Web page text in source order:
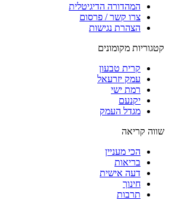
המהדורה הדיגיטלית
צרו קשר / פרסום
הצהרת נגישות
קטגוריות מקומונים
קרית טבעון
עמק יזרעאל
רמת ישי
יקנעם
מגדל העמק
שווה קריאה
הכי מעניין
בריאות
דעה אישית
חינוך
תרבות